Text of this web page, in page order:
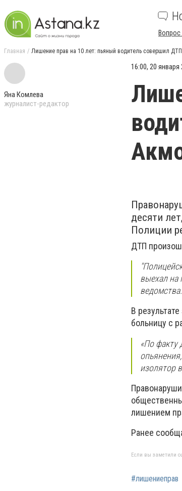
Вопрос
Главная Лишение прав на 10 лет: пьяный водитель совершил
Яна Комлева
журналист-редактор
16:00, 20 января
десяти
Полиции
ДТП
выехал на
ведомства.
В
больницу с
«По факту
изолятор
лишением
Ранее
Если вы заметили
#лишениеправ